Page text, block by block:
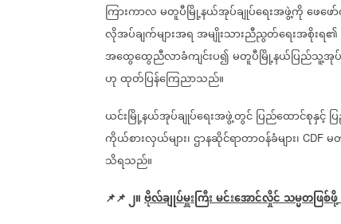
ကြားကာလမတူပီမြို့နယ်အုပ်ချုပ်ရေးအဖွဲ့ကိုဖေဖော်
လိုအပ်ချက်များအရအမျိုးသားညီညွတ်ရေးအစိုးရ၏
အထွေထွေညီလာခံကျင်းပ၍မတူပီမြို့နယ်ပြည်သူ့အု
ဟုထုတ်ပြန်ကြေညာသည်။
ယင်းမြို့နယ်အုပ်ချုပ်ရေးအဖွဲ့တွင်ပြည်ထောင်စုနှင့်
ကိုယ်စားလှယ်များ၊ဌာနဆိုင်ရာတာဝန်ခံများ၊ CDF မ
သိရသည်။
📌📌၂။ဗိုလ်ချုပ်မှူးကြီးမင်းအောင်လှိုင်သမ္မတဖြစ်ဖို့